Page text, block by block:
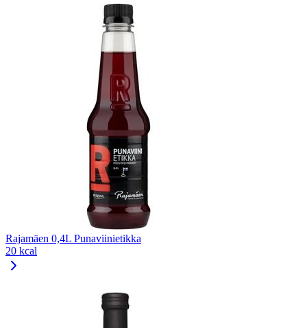
Rajamäen 0,4L Punaviinietikka
20 kcal